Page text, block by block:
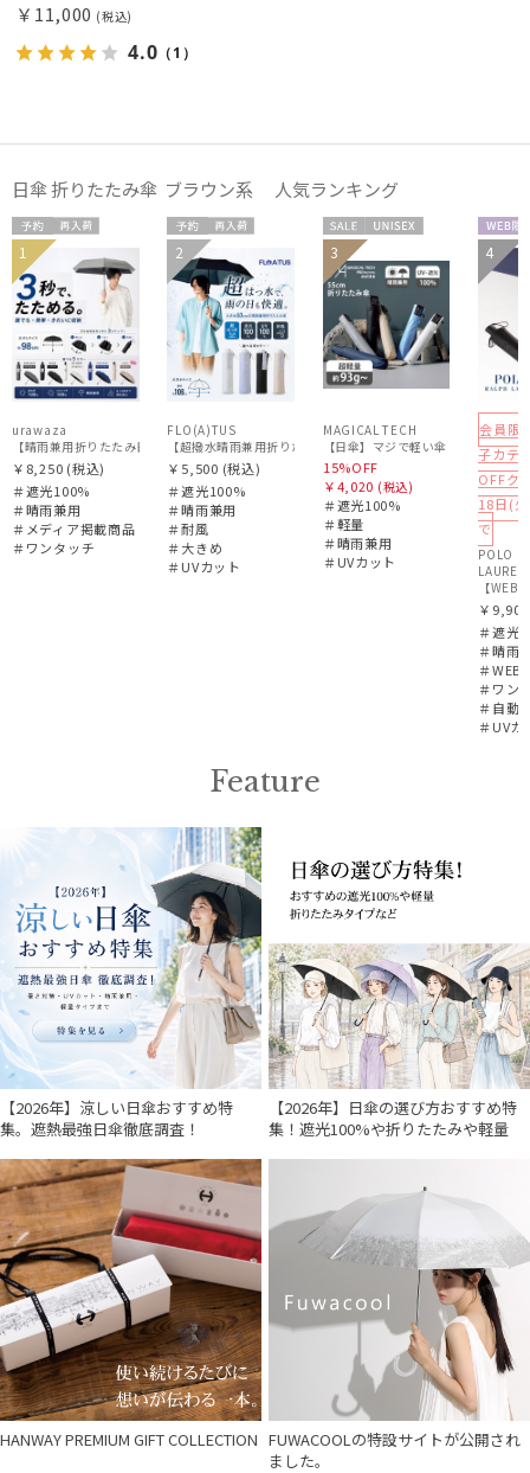
販売状況
￥11,000 (税込)
4.0 （1）
日傘 折りたたみ傘 ブラウン系 人気ランキング
予約 再入
メディア掲
載商品
UNISE
X
1
urawaza
￥8,250 (税込)
＃遮光100%
＃晴雨兼用
＃メディア掲載商品
＃ワンタッチ
予約 再入
荷
UNISE
X
2
FLO(A)TUS
【超撥水晴雨兼用折りたたみ日傘】フロータス（FLO(A)TUS
￥5,500 (税込)
＃遮光100%
＃晴雨兼用
＃耐風
＃大きめ
＃UVカット
セー
ル
UNISE
X
3
MAGICAL TECH
【日傘】マジで軽い傘 マジカルテ
15%OFF
￥4,020 (税込)
＃遮光100%
＃軽量
＃晴雨兼用
＃UVカット
WEB
定
4
会員限
子カテ
OFFク
18日(
で
POLO
LAUREN
【WEB
￥9,900
＃遮光
＃晴雨
＃WEB
＃ワン
＃自動
＃UVカ
Feature
【2026年】涼しい日傘おすすめ特
集。遮熱最強日傘徹底調査！
【2026年】日傘の選び方おすすめ特
集！遮光100%や折りたたみや軽量
HANWAY PREMIUM GIFT COLLECTION FUWACOOLの特設サイトが公開され
ました。